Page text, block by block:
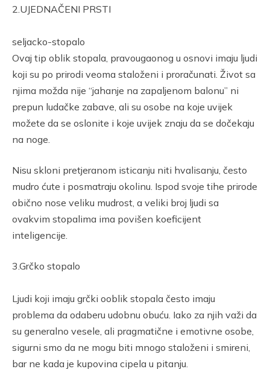
2.UJEDNAČENI PRSTI
seljacko-stopalo
Ovaj tip oblik stopala, pravougaonog u osnovi imaju ljudi
koji su po prirodi veoma staloženi i proračunati. Život sa
njima možda nije “jahanje na zapaljenom balonu” ni
prepun ludačke zabave, ali su osobe na koje uvijek
možete da se oslonite i koje uvijek znaju da se dočekaju
na noge.
Nisu skloni pretjeranom isticanju niti hvalisanju, često
mudro ćute i posmatraju okolinu. Ispod svoje tihe prirode
obično nose veliku mudrost, a veliki broj ljudi sa
ovakvim stopalima ima povišen koeficijent
inteligencije.
3.Grčko stopalo
Ljudi koji imaju grčki ooblik stopala često imaju
problema da odaberu udobnu obuću. Iako za njih važi da
su generalno vesele, ali pragmatične i emotivne osobe,
sigurni smo da ne mogu biti mnogo staloženi i smireni,
bar ne kada je kupovina cipela u pitanju.